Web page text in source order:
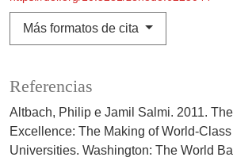
Más formatos de cita
Referencias
Altbach, Philip e Jamil Salmi. 2011.
Excellence: The Making of World-
Universities. Washington: The World